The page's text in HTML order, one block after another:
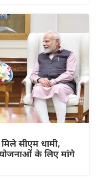
सीएम धामी,
के लिए मांगे